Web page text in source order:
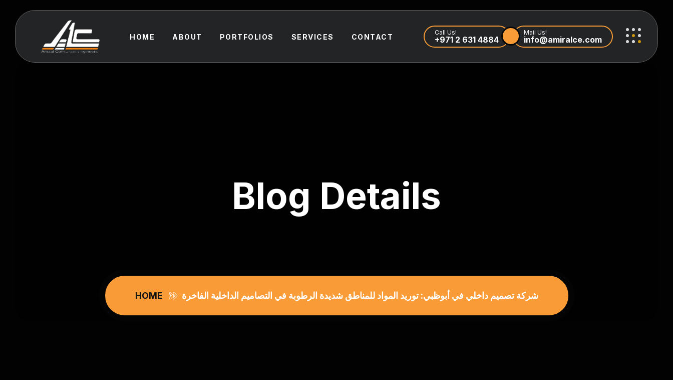
HOME ABOUT PORTFOLIOS SERVICES CONTACT
Call Us!
+971 2 631 4884
Mail Us!
info@amiralce.com
Blog Details
HOME شركة تصميم داخلي في أبوظبي: توريد المواد للمناطق شديدة الرطوبة في التصاميم الداخلية الفاخرة